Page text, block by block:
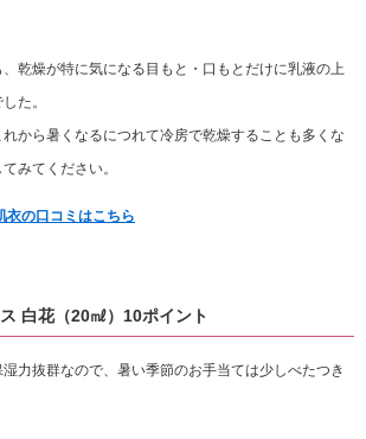
乾燥が特に気になる目もと・口もとだけに乳液の上
た。
から暑くなるにつれて冷房で乾燥することも多くな
みてください。
衣の口コミはこちら
白花（20㎖）10ポイント
湿力抜群なので、暑い季節のお手当ては少しべたつき